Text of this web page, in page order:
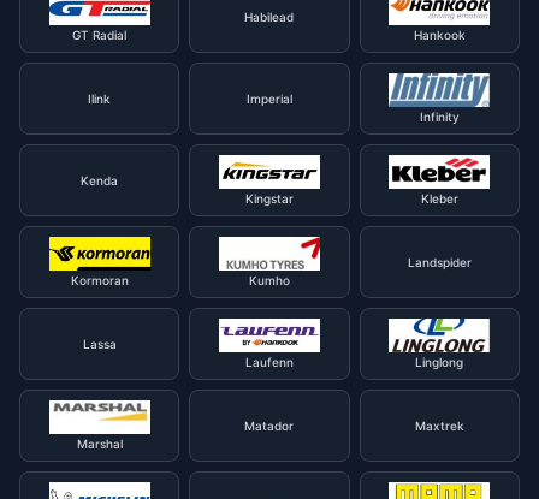
GT Radial
Habilead
Hankook
Ilink
Imperial
Infinity
Kenda
Kingstar
Kleber
Kormoran Kumho
Landspider
Lassa
Laufenn
Linglong
Marshal
Matador Maxtrek